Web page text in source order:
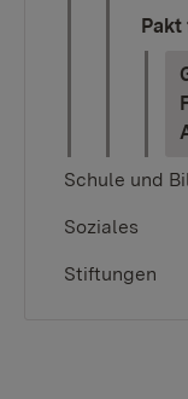
Pakt
Schule und
Soziales
Stiftungen